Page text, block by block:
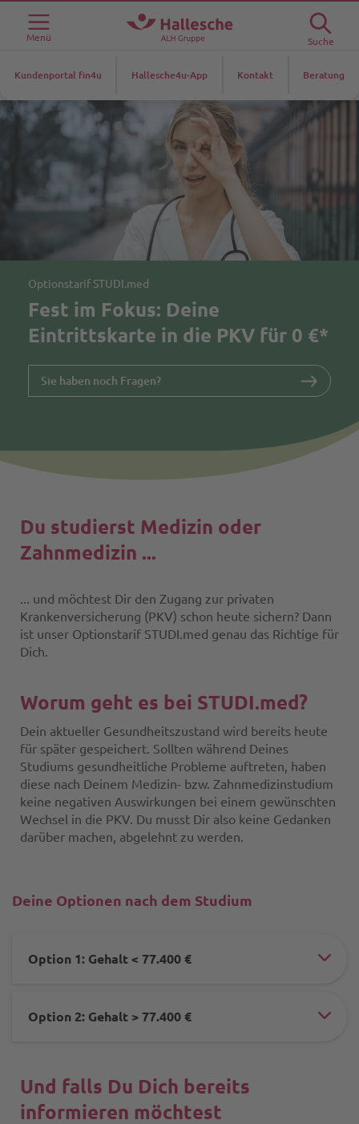
Menü Suche
Kundenportal fin4u Hallesche4u-App Kontakt Beratung
Optionstarif STUDI.med
Fest im Fokus: Deine
Eintrittskarte in die PKV für 0 €*
Sie haben noch Fragen?
Du studierst Medizin oder
Zahnmedizin ...
... und möchtest Dir den Zugang zur privaten
Krankenversicherung (PKV) schon heute sichern? Dann
ist unser Optionstarif STUDI.med genau das Richtige für
Dich.
Worum geht es bei STUDI.med?
Dein aktueller Gesundheitszustand wird bereits heute
für später gespeichert. Sollten während Deines
Studiums gesundheitliche Probleme auftreten, haben
diese nach Deinem Medizin- bzw. Zahnmedizinstudium
keine negativen Auswirkungen bei einem gewünschten
Wechsel in die PKV. Du musst Dir also keine Gedanken
darüber machen, abgelehnt zu werden.
Deine Optionen nach dem Studium
Option 1: Gehalt < 77.400 €
-
Option 2: Gehalt > 77.400 €
Und falls Du Dich bereits
informieren möchtest